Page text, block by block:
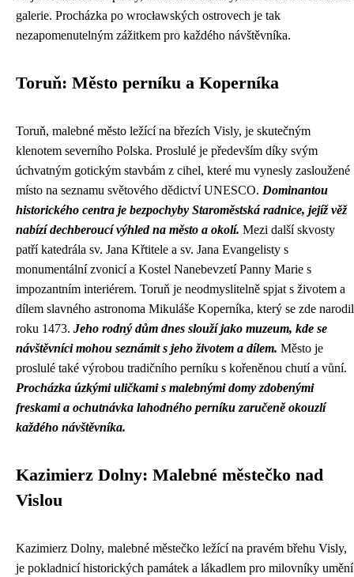
galerie. Procházka po wrocławských ostrovech je tak
nezapomenutelným zážitkem pro každého návštěvníka.
Toruň: Město perníku a Koperníka
Toruň, malebné město ležící na březích Visly, je skutečným
klenotem severního Polska. Proslulé je především díky svým
úchvatným gotickým stavbám z cihel, které mu vynesly zasloužené
místo na seznamu světového dědictví UNESCO. Dominantou
historického centra je bezpochyby Staroměstská radnice, jejíž věž
nabízí dechberoucí výhled na město a okolí. Mezi další skvosty
patří katedrála sv. Jana Křtitele a sv. Jana Evangelisty s
monumentální zvonicí a Kostel Nanebevzetí Panny Marie s
impozantním interiérem. Toruň je neodmyslitelně spjat s životem a
dílem slavného astronoma Mikuláše Koperníka, který se zde narodil
roku 1473. Jeho rodný dům dnes slouží jako muzeum, kde se
návštěvníci mohou seznámit s jeho životem a dílem. Město je
proslulé také výrobou tradičního perníku s kořeněnou chutí a vůní.
Procházka úzkými uličkami s malebnými domy zdobenými
freskami a ochutnávka lahodného perníku zaručeně okouzlí
každého návštěvníka.
Kazimierz Dolny: Malebné městečko nad
Vislou
Kazimierz Dolny, malebné městečko ležící na pravém břehu Visly,
je pokladnicí historických památek a lákadlem pro milovníky umění